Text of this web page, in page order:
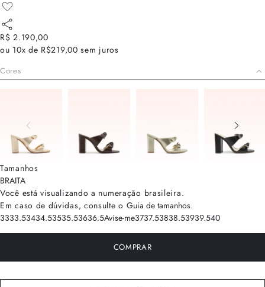
R$ 2.190,00
ou 10x de R$219,00 sem juros
Cores
Tamanhos
BRAITA
Você está visualizando a numeração brasileira.
Em caso de dúvidas, consulte o Guia de tamanhos.
3333.53434.53535.53636.5Avise-me3737.53838.53939.540
COMPRAR